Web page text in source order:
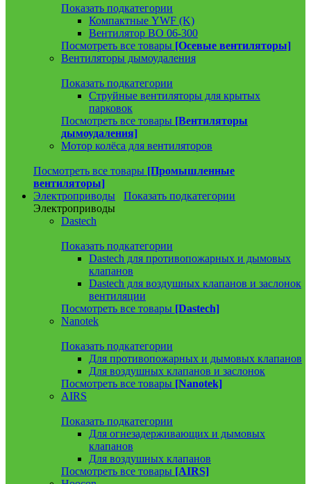
Показать подкатегории
Компактные YWF (K)
Вентилятор ВО 06-300
Посмотреть все товары [Осевые вентиляторы]
Вентиляторы дымоудаления
Показать подкатегории
Струйные вентиляторы для крытых
парковок
Посмотреть все товары [Вентиляторы
дымоудаления]
Мотор колёса для вентиляторов
Посмотреть все товары [Промышленные
вентиляторы]
Электроприводы
Показать подкатегории
Электроприводы
Dastech
Показать подкатегории
Dastech для противопожарных и дымовых
клапанов
Dastech для воздушных клапанов и заслонок
вентиляции
Посмотреть все товары [Dastech]
Nanotek
Показать подкатегории
Для противопожарных и дымовых клапанов
Для воздушных клапанов и заслонок
Посмотреть все товары [Nanotek]
AIRS
Показать подкатегории
Для огнезадерживающих и дымовых
клапанов
Для воздушных клапанов
Посмотреть все товары [AIRS]